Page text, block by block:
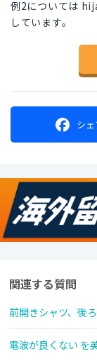
例2については
しています。
シェ
関連する質問
前開きシャツ、後
電波が良くない を